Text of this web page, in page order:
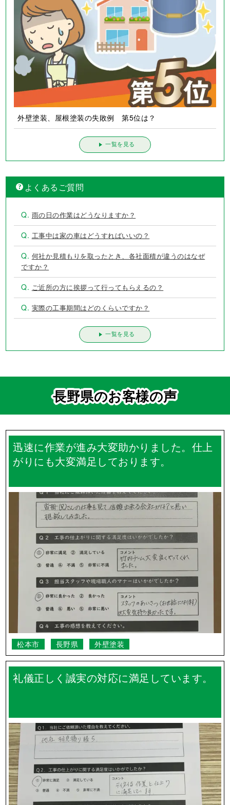
外壁塗装、屋根塗装の失敗例 第5位は？
一覧を見る
よくあるご質問
Q. 雨の日の作業はどうなりますか？
Q. 工事中は家の車はどうすればいいの？
Q. 何社か見積もりを取ったとき、各社面積が違うのはなぜ
ですか？
Q. ご近所の方に挨拶って行ってもらえるの？
Q. 実際の工事期間はどのくらいですか？
一覧を見る
長野県のお客様の声
迅速に作業が進み大変助かりました。仕上
がりにも大変満足しております。
松本市 長野県 外壁塗装
礼儀正しく誠実の対応に満足しています。